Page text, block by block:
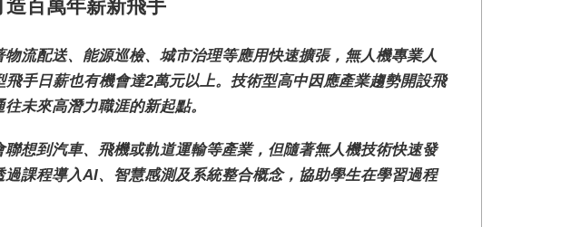
百萬年薪新飛手
流配送、能源巡檢、城市治理等應用快速擴張，無人機專業人
手日薪也有機會達2萬元以上。技術型高中因應產業趨勢開設飛
未來高潛力職涯的新起點。
想到汽車、飛機或軌道運輸等產業，但隨著無人機技術快速發
課程導入AI、智慧感測及系統整合概念，協助學生在學習過程